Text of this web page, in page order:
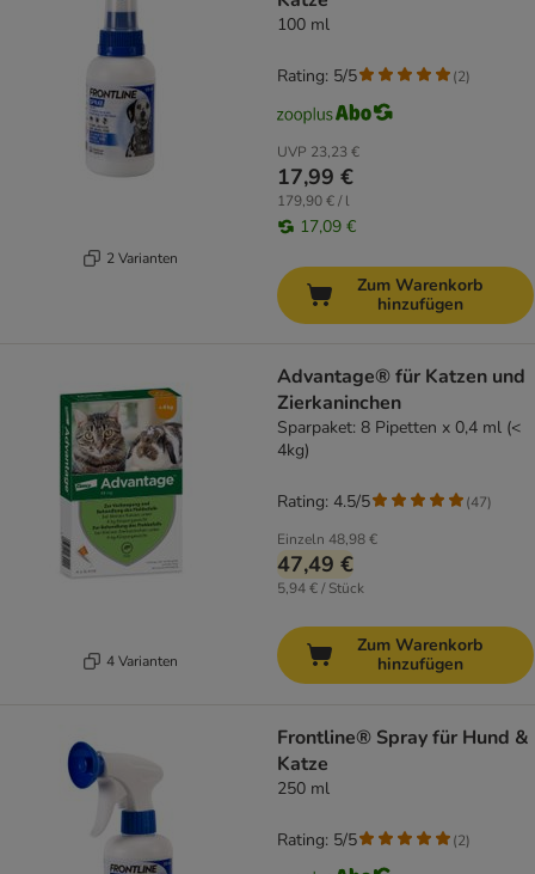
2 Varianten
100 ml
UVP 23,23 €
17,99 €
179,90 € / l
17,09 €
Rating: 5/5 (2)
Zum Warenkorb
hinzufügen
4 Varianten
Advantage® für Katzen und
Zierkaninchen
Sparpaket: 8 Pipetten x 0,4 ml (<
4kg)
Einzeln 48,98 €
47,49 €
5,94 € / Stück
Rating: 4.5/5 (47)
Zum Warenkorb
hinzufügen
Frontline® Spray für Hund &
Katze
250 ml
Rating: 5/5 (2)